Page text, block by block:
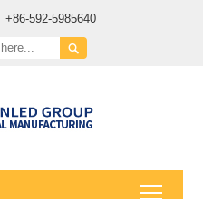
+86-592-5985640
